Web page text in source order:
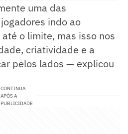
uma das
indo ao
o limite, mas isso nos
criatividade e a
pelos lados — explicou
CONTINUA
APÓS A
PUBLICIDADE